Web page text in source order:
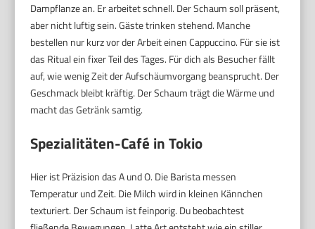
Dampflanze an. Er arbeitet schnell. Der Schaum soll präsent,
aber nicht luftig sein. Gäste trinken stehend. Manche
bestellen nur kurz vor der Arbeit einen Cappuccino. Für sie ist
das Ritual ein fixer Teil des Tages. Für dich als Besucher fällt
auf, wie wenig Zeit der Aufschäumvorgang beansprucht. Der
Geschmack bleibt kräftig. Der Schaum trägt die Wärme und
macht das Getränk samtig.
Spezialitäten-Café in Tokio
Hier ist Präzision das A und O. Die Barista messen
Temperatur und Zeit. Die Milch wird in kleinen Kännchen
texturiert. Der Schaum ist feinporig. Du beobachtest